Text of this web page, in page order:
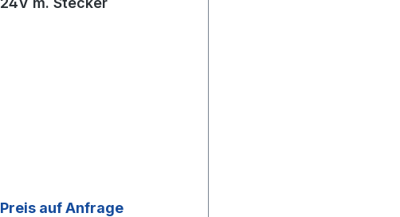
Preis auf Anfrage